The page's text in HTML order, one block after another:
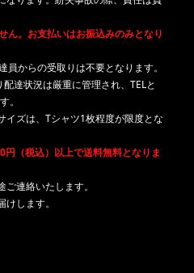
ん。お支払いはお振込みのみとなり
員からの受取りは不要となります。
達状況は厳重に管理され、TELと
。
ズは、Tシャツ1枚程度が限度とな
（税込）以上で送料無料となりま
連絡いたします。
します。